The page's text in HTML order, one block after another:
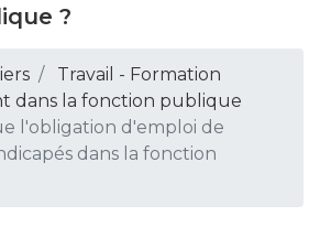
?
Travail - Formation
dans la fonction publique
l'obligation d'emploi de
dans la fonction